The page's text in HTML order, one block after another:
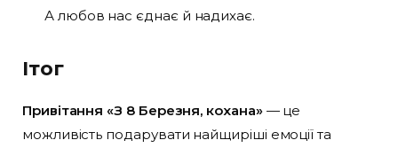
А любов нас єднає й надихає.
Ітог
Привітання «З 8 Березня, кохана»— це
можливість подарувати найщиріші емоції та